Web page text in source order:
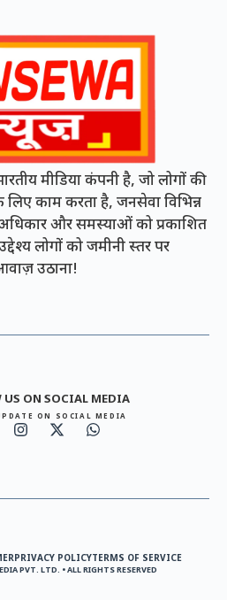
मीडिया कंपनी है, जो लोगों की
काम करता है, जनसेवा विभिन्न
और समस्याओं को प्रकाशित
लोगों को जमीनी स्तर पर
उठाना!
US ON SOCIAL MEDIA
ON SOCIAL MEDIA
PRIVACY POLICYTERMS OF SERVICE
PVT. LTD. • ALL RIGHTS RESERVED